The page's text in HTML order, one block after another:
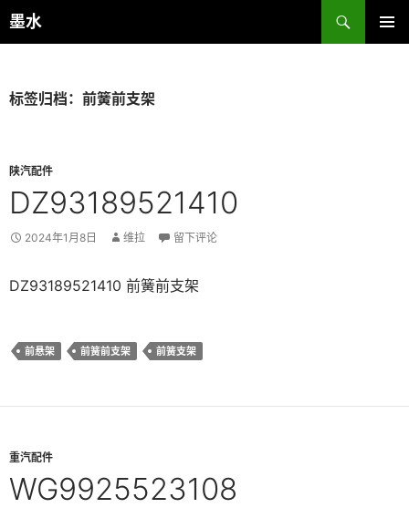
跳
至
墨水
搜
索
标签归档：前簧前支架
陕汽配件
DZ93189521410
2024年1月8日 维拉 留下评论
DZ93189521410 前簧前支架
前悬架 前簧前支架 前簧支架
重汽配件
WG9925523108